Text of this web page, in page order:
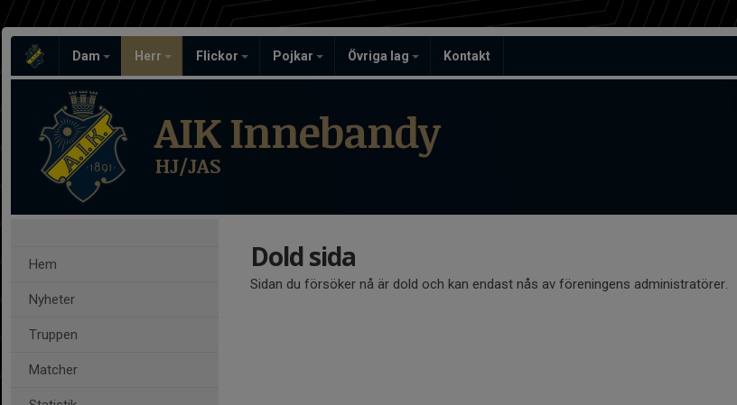
Dam Herr Flickor Pojkar Övriga lag Kontakt
AIK Innebandy
HJ/JAS
Hem
Nyheter
Truppen
Matcher
Dold sida
Sidan du försöker nå är dold och kan endast nås av föreningens administratörer.